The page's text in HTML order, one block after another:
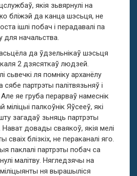
якія зьвярнулі на
бліжэй да канца шэсьця, не
ішлі побач і перадавалі па
для начальства.
да ўдзельнікаў шэсьця
2 дзясяткаў людзей.
сьвечкі ля помніку арханёлу
сябе партрэты палітвязьняў і
Але яе груба перарваў намеснік
міліцыі палкоўнік Яўсееў, які
загадаў зьняць партрэты
Нават довады сваякоў, якія мелі
сваіх блізкіх, не пераканалі яго.
паклалі партрэты побач са
малітву. Нягледзячы на
ня вырашыліся